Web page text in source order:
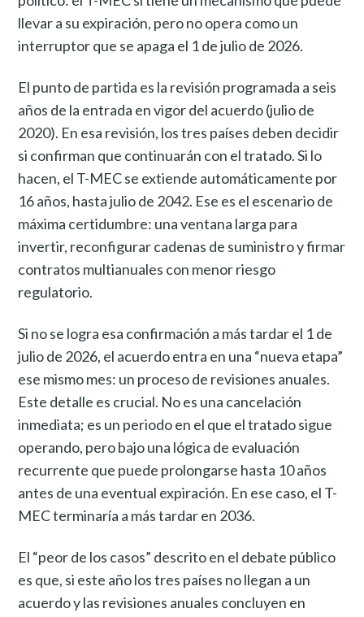
llevar a su expiración, pero no opera como un
interruptor que se apaga el 1 de julio de 2026.
El punto de partida es la revisión programada a seis
años de la entrada en vigor del acuerdo (julio de
2020). En esa revisión, los tres países deben decidir
si confirman que continuarán con el tratado. Si lo
hacen, el T-MEC se extiende automáticamente por
16 años, hasta julio de 2042. Ese es el escenario de
máxima certidumbre: una ventana larga para
invertir, reconfigurar cadenas de suministro y firmar
contratos multianuales con menor riesgo
regulatorio.
Si no se logra esa confirmación a más tardar el 1 de
julio de 2026, el acuerdo entra en una “nueva etapa”
ese mismo mes: un proceso de revisiones anuales.
Este detalle es crucial. No es una cancelación
inmediata; es un periodo en el que el tratado sigue
operando, pero bajo una lógica de evaluación
recurrente que puede prolongarse hasta 10 años
antes de una eventual expiración. En ese caso, el T-
MEC terminaría a más tardar en 2036.
El “peor de los casos” descrito en el debate público
es que, si este año los tres países no llegan a un
acuerdo y las revisiones anuales concluyen en